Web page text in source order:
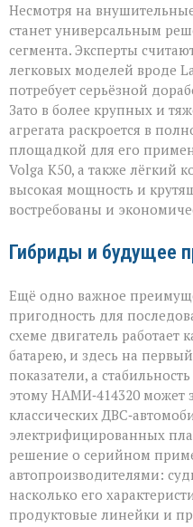
Несмотря на
станет универсальным
сегмента. Эксперты
легковых моделей вроде
потребует серьёзной
Зато в более крупных и
агрегата раскроется в
площадкой для его
Volga К50, а также лёгкий
высокая мощность и
востребованы и
Гибриды и будущее
Ещё одно важное
пригодность для
схеме двигатель работает
батарею, и здесь на
показатели, а
этому НАМИ‑414320 может
классических
электрифицированных
решение о серийном
автопроизводителями:
насколько его
продуктовые линейки и